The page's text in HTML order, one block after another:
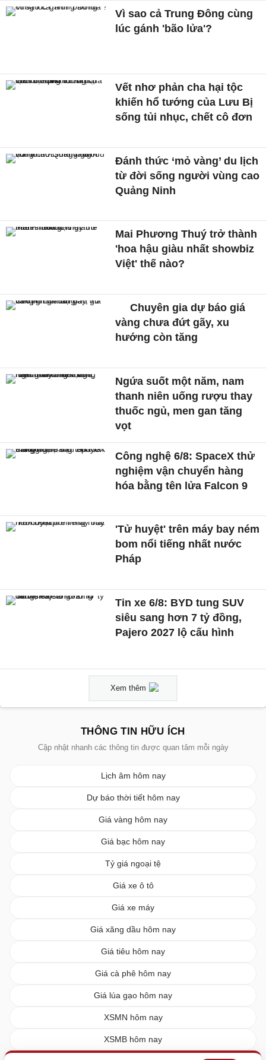
Vì sao cả Trung Đông cùng
lúc gánh 'bão lửa'?
Vết nhơ phản cha hại tộc
khiến hổ tướng của Lưu Bị
sống tủi nhục, chết cô đơn
Đánh thức ‘mỏ vàng’ du lịch
từ đời sống người vùng cao
Quảng Ninh
Mai Phương Thuý trở thành
'hoa hậu giàu nhất showbiz
Việt' thế nào?
Chuyên gia dự báo giá
vàng chưa đứt gãy, xu
hướng còn tăng
Ngứa suốt một năm, nam
thanh niên uống rượu thay
thuốc ngủ, men gan tăng
vọt
Công nghệ 6/8: SpaceX thử
nghiệm vận chuyển hàng
hóa bằng tên lửa Falcon 9
'Tử huyệt' trên máy bay ném
bom nổi tiếng nhất nước
Pháp
Tin xe 6/8: BYD tung SUV
siêu sang hơn 7 tỷ đồng,
Pajero 2027 lộ cấu hình
Xem thêm
THÔNG TIN HỮU ÍCH
Cập nhật nhanh các thông tin được quan tâm mỗi ngày
Lịch âm hôm nay
Dự báo thời tiết hôm nay
Giá vàng hôm nay
Giá bạc hôm nay
Tỷ giá ngoại tệ
Giá xe ô tô
Giá xe máy
Giá xăng dầu hôm nay
Giá tiêu hôm nay
Giá cà phê hôm nay
Giá lúa gạo hôm nay
XSMN hôm nay
XSMB hôm nay